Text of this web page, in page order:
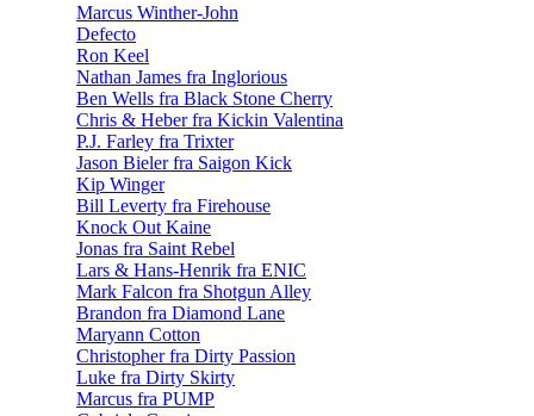
Marcus Winther-John
Defecto
Ron Keel
Nathan James fra Inglorious
Ben Wells fra Black Stone Cherry
Chris & Heber fra Kickin Valentina
P.J. Farley fra Trixter
Jason Bieler fra Saigon Kick
Kip Winger
Bill Leverty fra Firehouse
Knock Out Kaine
Jonas fra Saint Rebel
Lars & Hans-Henrik fra ENIC
Mark Falcon fra Shotgun Alley
Brandon fra Diamond Lane
Maryann Cotton
Christopher fra Dirty Passion
Luke fra Dirty Skirty
Marcus fra PUMP